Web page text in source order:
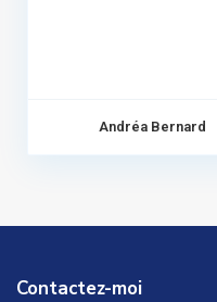
Andréa Bernard
Contactez-moi